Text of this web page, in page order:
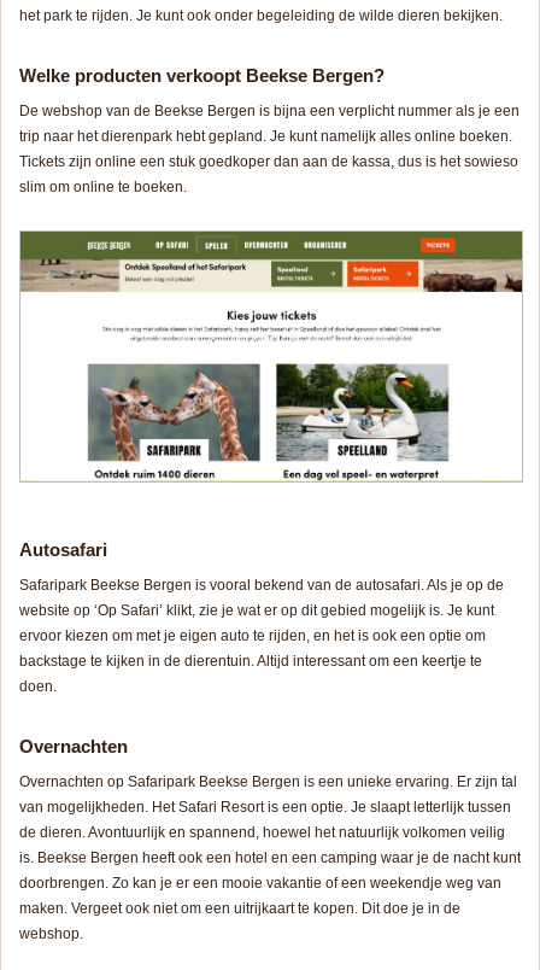
het park te rijden. Je kunt ook onder begeleiding de wilde dieren bekijken.
Welke producten verkoopt Beekse Bergen?
De webshop van de Beekse Bergen is bijna een verplicht nummer als je een
trip naar het dierenpark hebt gepland. Je kunt namelijk alles online boeken.
Tickets zijn online een stuk goedkoper dan aan de kassa, dus is het sowieso
slim om online te boeken.
Autosafari
Safaripark Beekse Bergen is vooral bekend van de autosafari. Als je op de
website op ‘Op Safari’ klikt, zie je wat er op dit gebied mogelijk is. Je kunt
ervoor kiezen om met je eigen auto te rijden, en het is ook een optie om
backstage te kijken in de dierentuin. Altijd interessant om een keertje te
doen.
Overnachten
Overnachten op Safaripark Beekse Bergen is een unieke ervaring. Er zijn tal
van mogelijkheden. Het Safari Resort is een optie. Je slaapt letterlijk tussen
de dieren. Avontuurlijk en spannend, hoewel het natuurlijk volkomen veilig
is. Beekse Bergen heeft ook een hotel en een camping waar je de nacht kunt
doorbrengen. Zo kan je er een mooie vakantie of een weekendje weg van
maken. Vergeet ook niet om een uitrijkaart te kopen. Dit doe je in de
webshop.